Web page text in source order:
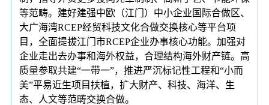
等范畴。建好建强中欧（江门）中小企业国际合做区、
大广海湾RCEP经贸科技文化合做交换核心等平台项
目，全面提拔江门市RCEP企业办事核心功能。加强对
企业走出去办事和海外权益，合理结构海外财产链。高
质量参取共建“一带一”，推进严沉标记性工程和“小而
美”平易近生项目扶植，扩大财产、科技、海洋、生
态、人文等范畴交换合做。